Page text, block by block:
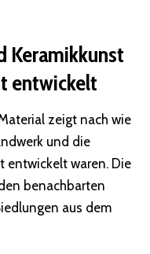
Keramikkunst
entwickelt
zeigt nach wie
und die
entwickelt waren. Die
benachbarten
aus dem